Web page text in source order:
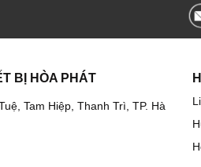
BỊ HÒA PHÁT
Tam Hiệp, Thanh Trì, TP. Hà